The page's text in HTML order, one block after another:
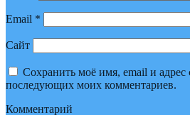
Email *
Сайт
Сохранить моё имя, email и адрес
последующих моих комментариев.
Комментарий